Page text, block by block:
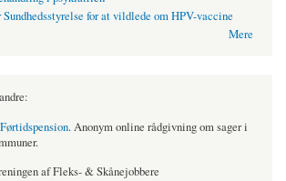
for at vildlede om HPV-vaccine
Mere
. Anonym online rådgivning om sager i
af Fleks- & Skånejobbere